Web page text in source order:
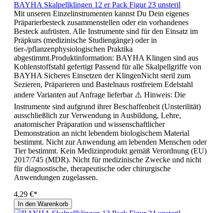
BAYHA Skalpellklingen 12 er Pack Figur 23 unsteril
Mit unseren Einzelinstrumenten kannst Du Dein eigenes
Präparierbesteck zusammenstellen oder ein vorhandenes
Besteck aufrüsten. Alle Instrumente sind für den Einsatz im
Präpkurs (medizinische Studiengänge) oder in
tier-/pflanzenphysiologischen Praktika
abgestimmt.Produktinformation: BAYHA Klingen sind aus
Kohlenstoffstahl gefertigt Passend für alle Skalpellgriffe von
BAYHA Sicheres Einsetzen der KlingenNicht steril zum
Sezieren, Präparieren und Bastelnaus rostfreiem Edelstahl
andere Varianten auf Anfrage lieferbar ⚠️ Hinweis: Die
Instrumente sind aufgrund ihrer Beschaffenheit (Unsterilität)
ausschließlich zur Verwendung in Ausbildung, Lehre,
anatomischer Präparation und wissenschaftlicher
Demonstration an nicht lebendem biologischem Material
bestimmt. Nicht zur Anwendung am lebenden Menschen oder
Tier bestimmt. Kein Medizinprodukt gemäß Verordnung (EU)
2017/745 (MDR). Nicht für medizinische Zwecke und nicht
für diagnostische, therapeutische oder chirurgische
Anwendungen zugelassen.
4,29 €*
In den Warenkorb